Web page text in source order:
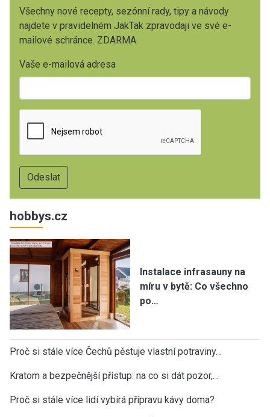
Všechny nové recepty, sezónní rady, tipy a návody
najdete v pravidelném JakTak zpravodaji ve své e-
mailové schránce. ZDARMA.
Vaše e-mailová adresa
hobbys.cz
Instalace infrasauny na
míru v bytě: Co všechno
po…
Proč si stále více Čechů pěstuje vlastní potraviny…
Kratom a bezpečnější přístup: na co si dát pozor,…
Proč si stále více lidí vybírá přípravu kávy doma?